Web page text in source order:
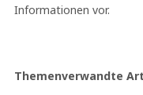
Informationen vor.
Themenverwandte